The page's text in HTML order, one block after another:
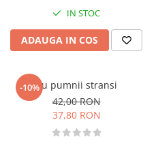
Enciclopedii
Diete si fitness
Diete si alimentatie sanatoasa
Diverse
IN STOC
ADAUGA IN COS
-10%Cu pumnii stransi
42,00 RON
37,80 RON